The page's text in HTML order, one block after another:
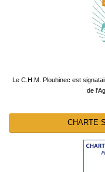
Le C.H.M. Plouhinec est
de
CHARTE